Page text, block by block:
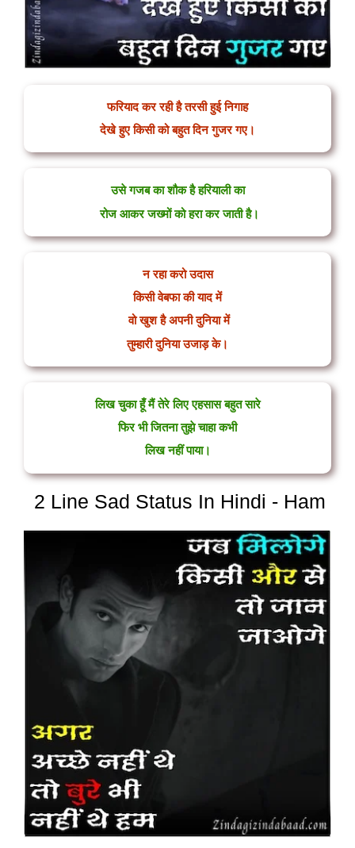
फरियाद कर रही है तरसी हुई निगाह
देखे हुए किसी को बहुत दिन गुजर गए।
उसे गजब का शौक है हरियाली का
रोज आकर जख्मों को हरा कर जाती है।
न रहा करो उदास
किसी वेबफा की याद में
वो खुश है अपनी दुनिया में
तुम्हारी दुनिया उजाड़ के।
लिख चुका हूँ मैं तेरे लिए एहसास बहुत सारे
फिर भी जितना तुझे चाहा कभी
लिख नहीं पाया।
2 Line Sad Status In Hindi - Ham